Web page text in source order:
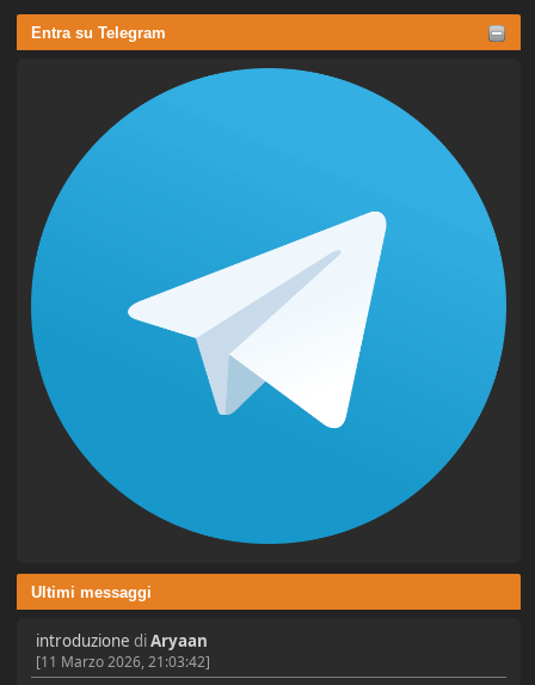
Entra su Telegram
Ultimi messaggi
introduzione diAryaan
[11 Marzo 2026, 21:03:42]